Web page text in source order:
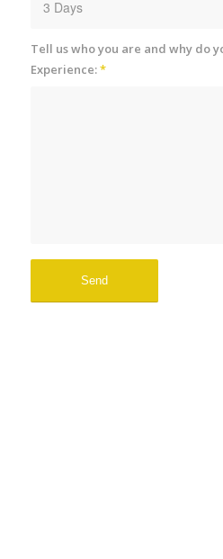
Tell us who you are and why do
Experience:*